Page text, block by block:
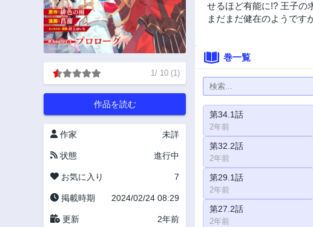
1/ 10 (1)
作品を読む
作家 未詳
状態 進行中
お気に入り 7
掲載時期 2024/02/24 08:29
更新 2年前
せるほど有能に!? 王子の
まだまだ健在のようで
巻一覧
第34.1話
2年前
第32.2話
2年前
第29.1話
2年前
第27.2話
2年前